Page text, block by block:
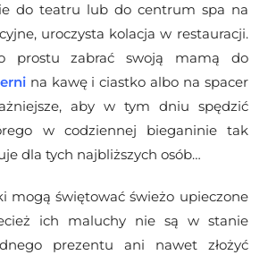
do teatru lub do centrum spa na
uroczysta kolacja w restauracji.
prostu zabrać swoją mamą do
na kawę i ciastko albo na spacer
aby w tym dniu spędzić
w codziennej bieganinie tak
dla tych najbliższych osób…
mogą świętować świeżo upieczone
ich maluchy nie są w stanie
prezentu ani nawet złożyć